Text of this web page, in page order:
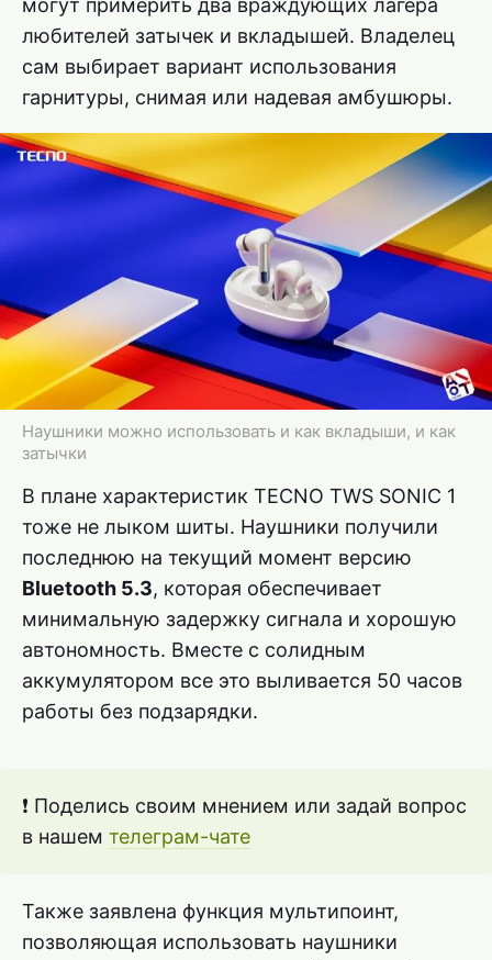
могут примерить два враждующих лагера
любителей затычек и вкладышей. Владелец
сам выбирает вариант использования
гарнитуры, снимая или надевая амбушюры.
Наушники можно использовать и как вкладыши, и как
затычки
В плане характеристик TECNO TWS SONIC 1
тоже не лыком шиты. Наушники получили
последнюю на текущий момент версию
Bluetooth 5.3, которая обеспечивает
минимальную задержку сигнала и хорошую
автономность. Вместе с солидным
аккумулятором все это выливается 50 часов
работы без подзарядки.
❗ Поделись своим мнением или задай вопрос
в нашем телеграм-чате
Также заявлена функция мультипоинт,
позволяющая использовать наушники